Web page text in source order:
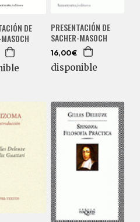
DE
PRESENTACIÓN DE
SACHER-MASOCH
16,00€
disponible